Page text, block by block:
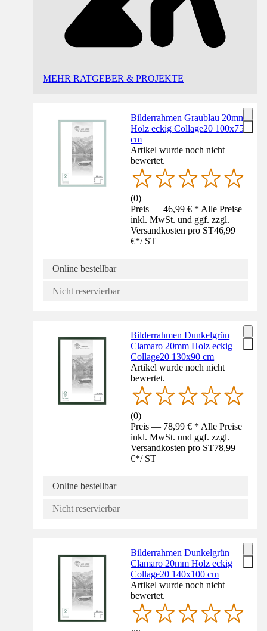
MEHR RATGEBER & PROJEKTE
Bilderrahmen Graublau 20mm
Holz eckig Collage20 100x75
cm
Artikel wurde noch nicht
bewertet.
(0)
Preis — 46,99 € * Alle Preise
inkl. MwSt. und ggf. zzgl.
Versandkosten pro ST46,99
€*/ ST
Online bestellbar
Nicht reservierbar
Bilderrahmen Dunkelgrün
Clamaro 20mm Holz eckig
Collage20 130x90 cm
Artikel wurde noch nicht
bewertet.
(0)
Preis — 78,99 € * Alle Preise
inkl. MwSt. und ggf. zzgl.
Versandkosten pro ST78,99
€*/ ST
Online bestellbar
Nicht reservierbar
Bilderrahmen Dunkelgrün
Clamaro 20mm Holz eckig
Collage20 140x100 cm
Artikel wurde noch nicht
bewertet.